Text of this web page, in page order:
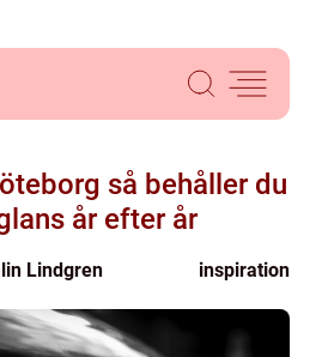
så behåller du
år efter år
Lindgren inspiration